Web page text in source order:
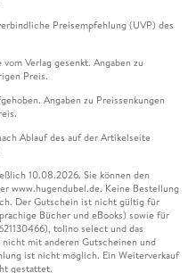
Preisempfehlung (UVP) des
Verlag gesenkt. Angaben zu
Preis.
Angaben zu Preissenkungen
Ablauf des auf der Artikelseite
10.08.2026. Sie können den
www.hugendubel.de. Keine Bestellung
Der Gutschein ist nicht gültig für
Bücher und eBooks) sowie für
tolino select und das
mit anderen Gutscheinen und
ist nicht möglich. Ein Weiterverkauf
gestattet.